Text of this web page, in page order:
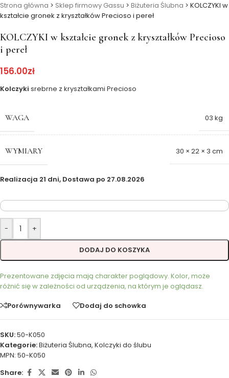
Strona główna > Sklep firmowy Gassu > Biżuteria Ślubna > KOLCZYKI w
kształcie gronek z kryształków Precioso i pereł
KOLCZYKI w kształcie gronek z kryształków Precioso
i pereł
156.00zł
Kolczyki srebrne z kryształkami Precioso
WAGA 03 kg
WYMIARY 30 × 22 × 3 cm
Realizacja 21 dni, Dostawa po 27.08.2026
- +
DODAJ DO KOSZYKA
Prezentowane zdjęcia mają charakter poglądowy. Kolor, może
różnić się w zależności od urządzenia, na którym je oglądasz.
Porównywarka
Dodaj do schowka
SKU:50-K050
Kategorie:Biżuteria Ślubna, Kolczyki do ślubu
MPN: 50-K050
Share: